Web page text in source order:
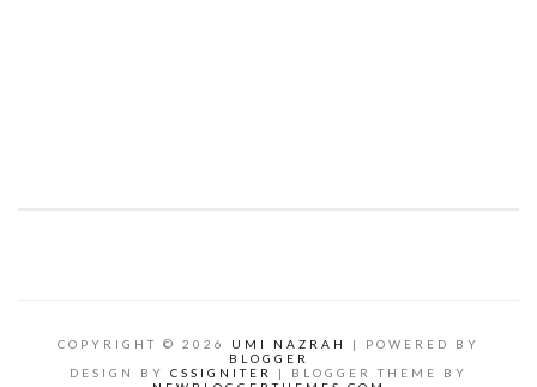
COPYRIGHT © 2026 UMI NAZRAH
| POWERED BY
BLOGGER
DESIGN BY CSSIGNITER
| BLOGGER THEME BY